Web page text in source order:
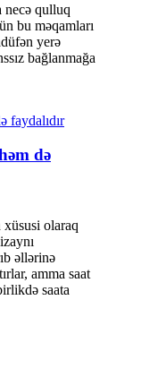
necə qulluq
bu məqamları
yerə
bağlanmağa
də
xüsusi olaraq
əllərinə
amma saat
saata